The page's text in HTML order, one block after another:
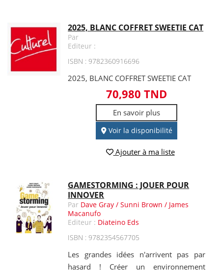
2025, BLANC COFFRET SWEETIE CAT
Par
Editeur :
ISBN : 9782360916696
2025, BLANC COFFRET SWEETIE CAT
70,980 TND
En savoir plus
Voir la disponibilité
Ajouter à ma liste
GAMESTORMING : JOUER POUR
INNOVER
Par Dave Gray / Sunni Brown / James
Macanufo
Editeur : Diateino Eds
ISBN : 9782354567705
Les grandes idées n'arrivent pas par
hasard ! Créer un environnement